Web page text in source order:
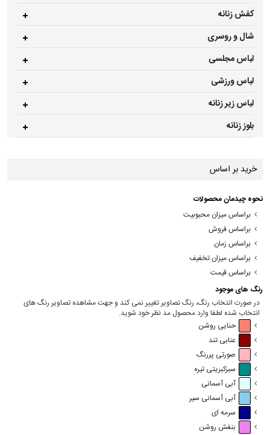
کفش زنانه
شال و روسری
لباس مجلسی
لباس ورزشی
لباس زیر زنانه
بلوز زنانه
خرید بر اساس
نحوه چیدمان محصولات
براساس میزان محبوبیت
براساس فروش
براساس زمان
براساس میزان تخفیف
براساس قیمت
رنگ های موجود
در صورت انتخاب رنگ، رنگ تصاویر تغییر نمی کند و جهت مشاهده تصاویر رنگ های
انتخاب شده لطفا وارد محصول مد نظر خود شوید.
حنایی روشن
عنابی تند
صورتی پررنگ
سبزکبریتی تیره
آبی آسمانی
آبی آسمانی سیر
سرمه ای
بنفش روشن